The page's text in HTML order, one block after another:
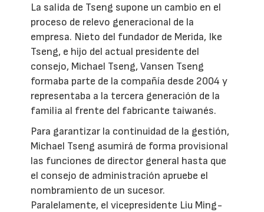
La salida de Tseng supone un cambio en el
proceso de relevo generacional de la
empresa. Nieto del fundador de Merida, Ike
Tseng, e hijo del actual presidente del
consejo, Michael Tseng, Vansen Tseng
formaba parte de la compañía desde 2004 y
representaba a la tercera generación de la
familia al frente del fabricante taiwanés.
Para garantizar la continuidad de la gestión,
Michael Tseng asumirá de forma provisional
las funciones de director general hasta que
el consejo de administración apruebe el
nombramiento de un sucesor.
Paralelamente, el vicepresidente Liu Ming-